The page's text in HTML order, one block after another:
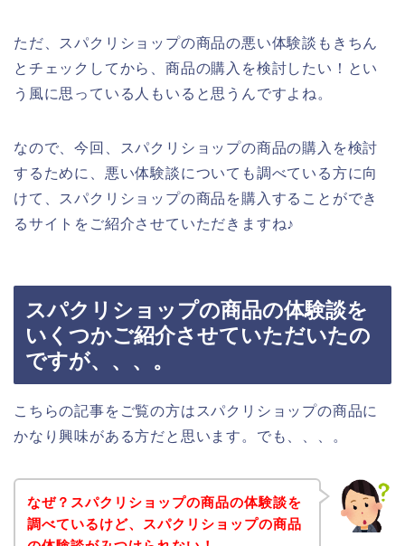
ただ、スパクリショップの商品の悪い体験談もきちん
とチェックしてから、商品の購入を検討したい！とい
う風に思っている人もいると思うんですよね。
なので、今回、スパクリショップの商品の購入を検討
するために、悪い体験談についても調べている方に向
けて、スパクリショップの商品を購入することができ
るサイトをご紹介させていただきますね♪
スパクリショップの商品の体験談を
いくつかご紹介させていただいたの
ですが、、、。
こちらの記事をご覧の方はスパクリショップの商品に
かなり興味がある方だと思います。でも、、、。
なぜ？スパクリショップの商品の体験談を
調べているけど、スパクリショップの商品